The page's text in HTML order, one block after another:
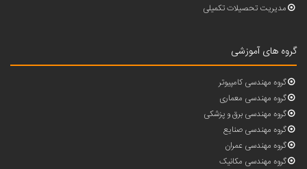
مدیریت تحصیلات تکمیلی
گروه های آموزشی
گروه مهندسی کامپیوتر
گروه مهندسی معماری
گروه مهندسی برق و پزشکی
گروه مهندسی صنایع
گروه مهندسی عمران
گروه مهندسی مکانیک